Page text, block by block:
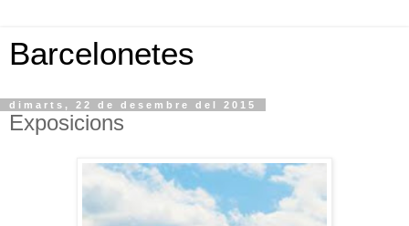
Barcelonetes
dimarts, 22 de desembre del 2015
Exposicions